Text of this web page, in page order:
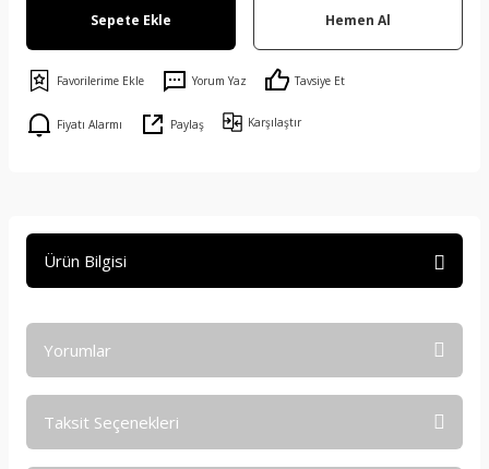
Sepete Ekle Hemen Al
Yorum Yaz Tavsiye Et
Fiyatı Alarmı Paylaş Karşılaştır
Ürün Bilgisi
Yorumlar
Taksit Seçenekleri